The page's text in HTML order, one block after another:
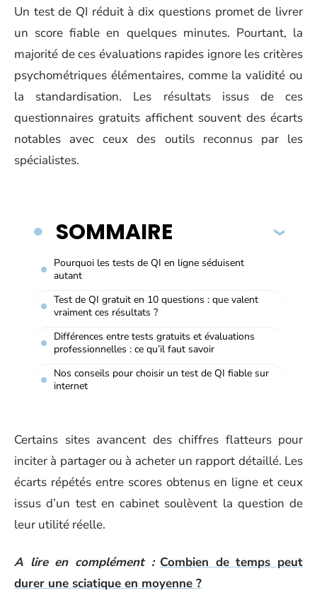
Un test de QI réduit à dix questions promet de livrer
un score fiable en quelques minutes. Pourtant, la
majorité de ces évaluations rapides ignore les critères
psychométriques élémentaires, comme la validité ou
la standardisation. Les résultats issus de ces
questionnaires gratuits affichent souvent des écarts
notables avec ceux des outils reconnus par les
spécialistes.
SOMMAIRE
Pourquoi les tests de QI en ligne séduisent
autant
Test de QI gratuit en 10 questions : que valent
vraiment ces résultats ?
Différences entre tests gratuits et évaluations
professionnelles : ce qu’il faut savoir
Nos conseils pour choisir un test de QI fiable sur
internet
Certains sites avancent des chiffres flatteurs pour
inciter à partager ou à acheter un rapport détaillé. Les
écarts répétés entre scores obtenus en ligne et ceux
issus d’un test en cabinet soulèvent la question de
leur utilité réelle.
A lire en complément : Combien de temps peut
durer une sciatique en moyenne ?